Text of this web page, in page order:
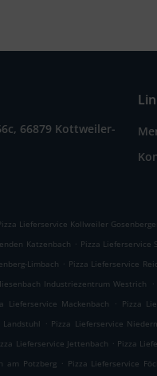
66879 Kottweiler-
Lieferservice Kollweiler
Katzenbach . Pizza Lieferservice
Limbach . Pizza Lieferservice
Industriezentrum Westrich .
Lieferservice Mackenbach . Pizza
Landstuhl . Pizza Lieferservice
Lieferservice Jettenbach . Pizza
am Potzberg . Pizza Lieferservice